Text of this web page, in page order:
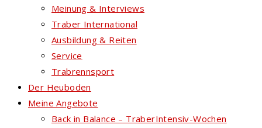
Meinung & Interviews
Traber International
Ausbildung & Reiten
Service
Trabrennsport
Der Heuboden
Meine Angebote
Back in Balance – TraberIntensiv-Wochen